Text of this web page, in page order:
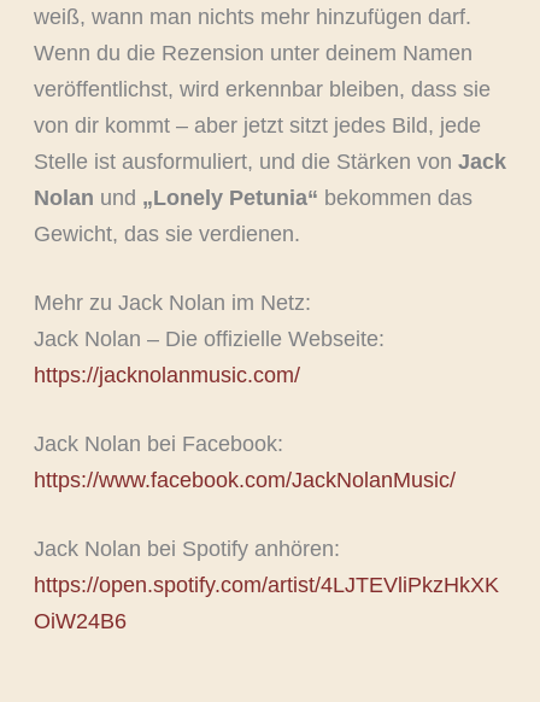
weiß, wann man nichts mehr hinzufügen darf.
Wenn du die Rezension unter deinem Namen
veröffentlichst, wird erkennbar bleiben, dass sie
von dir kommt – aber jetzt sitzt jedes Bild, jede
Stelle ist ausformuliert, und die Stärken von Jack
Nolan und „Lonely Petunia“ bekommen das
Gewicht, das sie verdienen.
Mehr zu Jack Nolan im Netz:
Jack Nolan – Die offizielle Webseite:
https://jacknolanmusic.com/
Jack Nolan bei Facebook:
https://www.facebook.com/JackNolanMusic/
Jack Nolan bei Spotify anhören:
https://open.spotify.com/artist/4LJTEVliPkzHkXK
OiW24B6